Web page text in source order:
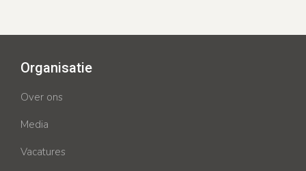
Organisatie
Over ons
Media
Vacatures